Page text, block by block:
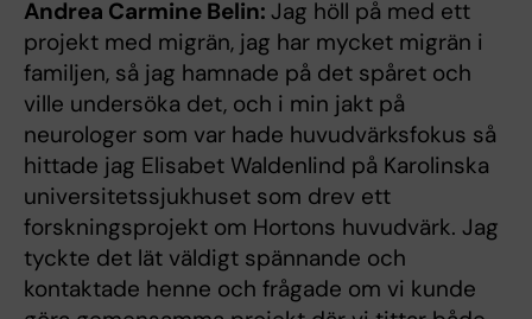
Andrea Carmine Belin: Jag höll på med ett
projekt med migrän, jag har mycket migrän i
familjen, så jag hamnade på det spåret och
ville undersöka det, och i min jakt på
neurologer som var hade huvudvärksfokus så
hittade jag Elisabet Waldenlind på Karolinska
universitetssjukhuset som drev ett
forskningsprojekt om Hortons huvudvärk. Jag
tyckte det lät väldigt spännande och
kontaktade henne och frågade om vi kunde